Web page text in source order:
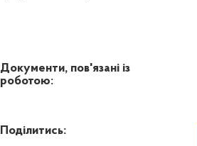
Документи, пов'язані із
роботою:
Поділитись: